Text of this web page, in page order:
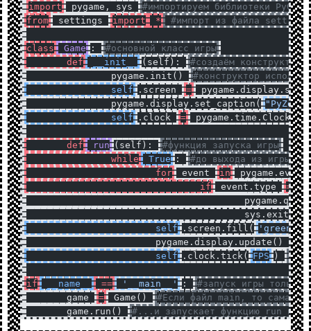
import pygame, sys
#импортируем библиотеки
from
settings import * #импорт из файла settings
class Game :
#основной класс игры
	def
__init__ (self):
#создаём конструктор
		pygame.init()
#конструктор
		self
.screen =
		pygame.display.set_caption(
		self
.clock = pygame.time.Clock()
	def
run (self):
#функция запуска игры
		while
True :
#до выхода из игры
			for
event in
				if
event.type ==
					sys.exit()
			self
.screen.fill( 'green'
			pygame.display.update()
			self
.clock.tick( FPS )
if __name__ == '__main__' :
#запуск игры только
	game
= Game()
#Если файл main, то сама
	game.run()
#...и запускает функцию run из